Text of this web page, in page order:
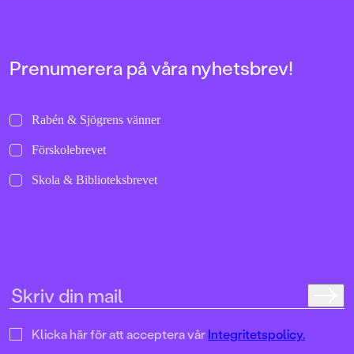
Prenumerera på våra nyhetsbrev!
Rabén & Sjögrens vänner
Förskolebrevet
Skola & Biblioteksbrevet
Klicka här för att acceptera vårIntegritetspolicy.